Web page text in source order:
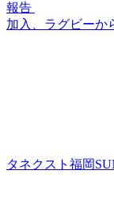
報告
加入、ラグビーか
タネクスト福岡